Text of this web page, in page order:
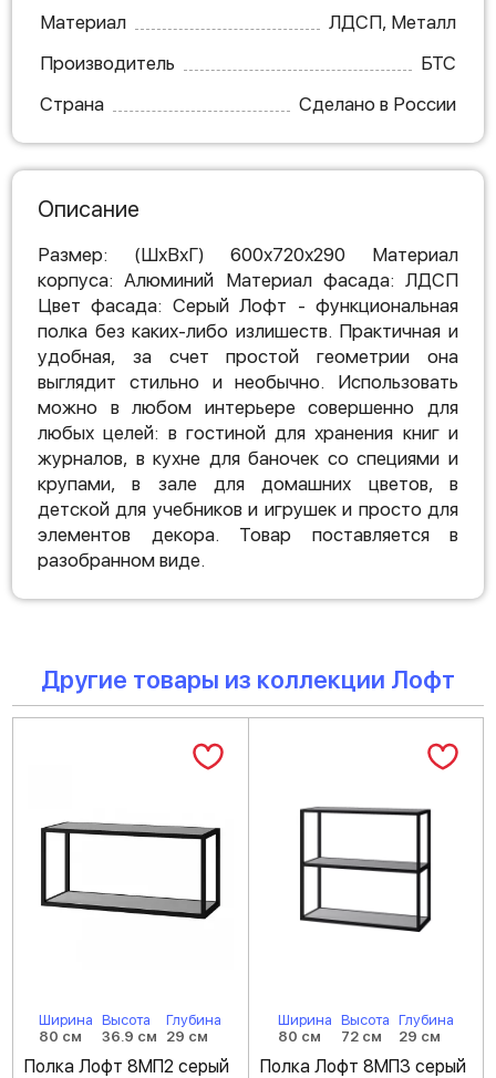
Материал
ЛДСП, Металл
Производитель
БТС
Страна
Сделано в России
Описание
Размер: (ШхВхГ) 600х720х290 Материал
корпуса: Алюминий Материал фасада: ЛДСП
Цвет фасада: Серый Лофт - функциональная
полка без каких-либо излишеств. Практичная и
удобная, за счет простой геометрии она
выглядит стильно и необычно. Использовать
можно в любом интерьере совершенно для
любых целей: в гостиной для хранения книг и
журналов, в кухне для баночек со специями и
крупами, в зале для домашних цветов, в
детской для учебников и игрушек и просто для
элементов декора. Товар поставляется в
разобранном виде.
Другие товары из коллекции Лофт
Ширина
80 см
Высота
36.9 см
Глубина
29 см
Полка Лофт 8МП2 серый
Ширина
80 см
Высота
72 см
Глубина
29 см
Полка Лофт 8МП3 серый